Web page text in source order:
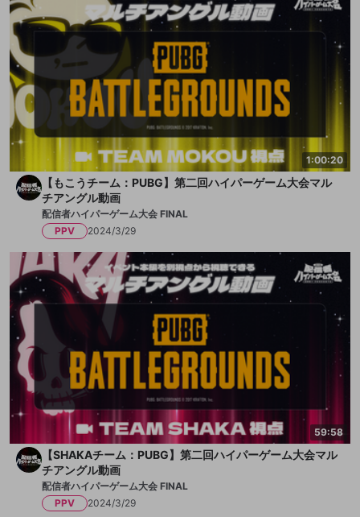
1:00:20
【もこうチーム：PUBG】第二回ハイパーゲーム大会マル
チアングル動画
配信者ハイパーゲーム大会 FINAL
PPV
2024/3/29
59:58
【SHAKAチーム：PUBG】第二回ハイパーゲーム大会マル
チアングル動画
配信者ハイパーゲーム大会 FINAL
PPV
2024/3/29